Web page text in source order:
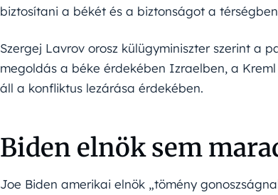
biztosítani a békét és a biztonságot a
Szergej Lavrov orosz külügyminiszter szerint a
megoldás a béke érdekében Izraelben, a
áll a konfliktus lezárása érdekében.
Biden elnök sem
Joe Biden amerikai elnök „tömény